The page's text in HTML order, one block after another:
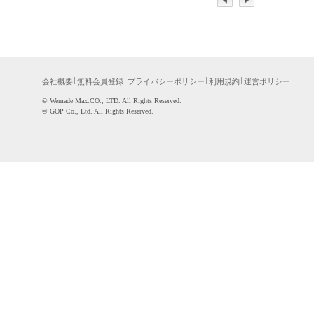
会社概要 無料会員登録 プライバシーポリシー 利用規約 運営ポリシー
©WemadeMax.CO.,LTD.AllRightsReserved.
©GOPCo.,Ltd.AllRightsReserved.